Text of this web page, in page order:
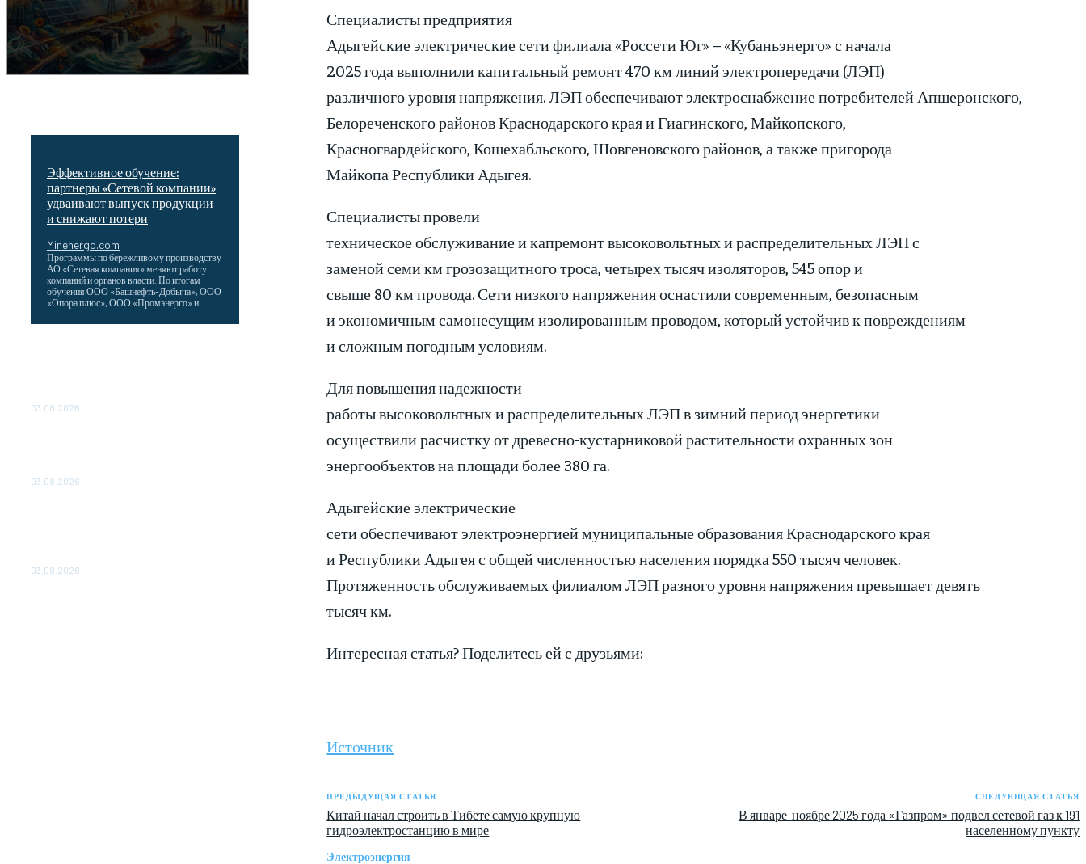
Эффективное обучение:
партнеры «Сетевой компании»
удваивают выпуск продукции
и снижают потери
Minenergo.com
Программы по бережливому производству
АО «Сетевая компания» меняют работу
компаний и органов власти. По итогам
обучения ООО «Башнефть-Добыча», ООО
«Опора плюс», ООО «Промэнерго» и...
03.08.2026
03.08.2026
03.08.2026
Специалисты предприятия
Адыгейские электрические сети филиала «Россети Юг» – «Кубаньэнерго» с начала
2025 года выполнили капитальный ремонт 470 км линий электропередачи (ЛЭП)
различного уровня напряжения. ЛЭП обеспечивают электроснабжение потребителей Апшеронского,
Белореченского районов Краснодарского края и Гиагинского, Майкопского,
Красногвардейского, Кошехабльского, Шовгеновского районов, а также пригорода
Майкопа Республики Адыгея.
Специалисты провели
техническое обслуживание и капремонт высоковольтных и распределительных ЛЭП с
заменой семи км грозозащитного троса, четырех тысяч изоляторов, 545 опор и
свыше 80 км провода. Сети низкого напряжения оснастили современным, безопасным
и экономичным самонесущим изолированным проводом, который устойчив к повреждениям
и сложным погодным условиям.
Для повышения надежности
работы высоковольтных и распределительных ЛЭП в зимний период энергетики
осуществили расчистку от древесно-кустарниковой растительности охранных зон
энергообъектов на площади более 380 га.
Адыгейские электрические
сети обеспечивают электроэнергией муниципальные образования Краснодарского края
и Республики Адыгея с общей численностью населения порядка 550 тысяч человек.
Протяженность обслуживаемых филиалом ЛЭП разного уровня напряжения превышает девять
тысяч км.
Интересная статья? Поделитесь ей с друзьями:
Источник
ПРЕДЫДУЩАЯ СТАТЬЯ
Китай начал строить в Тибете самую крупную
гидроэлектростанцию в мире
СЛЕДУЮЩАЯ СТАТЬЯ
В январе-ноябре 2025 года «Газпром» подвел сетевой газ к 191
населенному пункту
Электроэнергия